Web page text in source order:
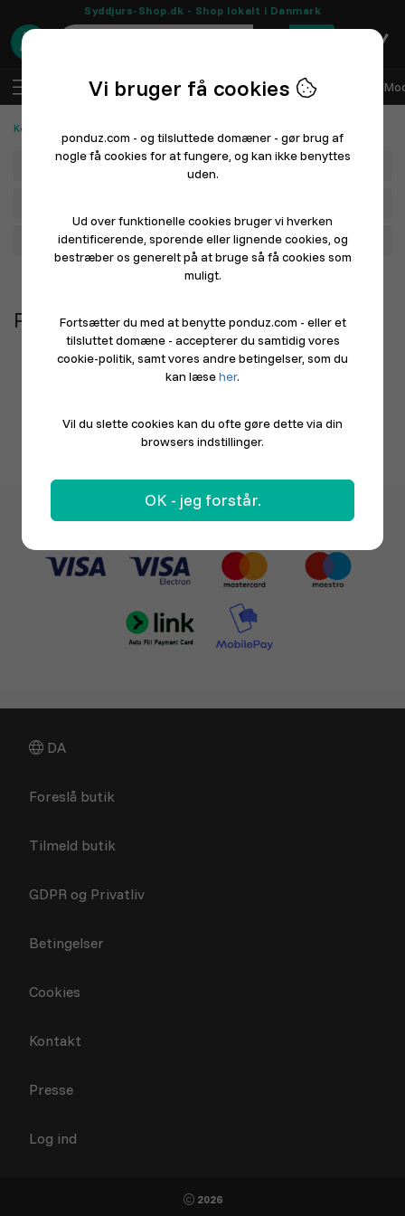
Syddjurs-Shop.dk - Shop lokalt i Danmark
0
Log ind Sælg med Ponduz Alle afdelinger
Kontor og skole
Afdeling
Filtrér
Papirvarer
DA
Foreslå butik
Tilmeld butik
GDPR og Privatliv
Betingelser
Cookies
Kontakt
Presse
Log ind
2026
Vi bruger få cookies
ponduz.com - og tilsluttede domæner - gør brug af
nogle få cookies for at fungere, og kan ikke benyttes
uden.
Ud over funktionelle cookies bruger vi hverken
identificerende, sporende eller lignende cookies, og
bestræber os generelt på at bruge så få cookies som
muligt.
Fortsætter du med at benytte ponduz.com - eller et
tilsluttet domæne - accepterer du samtidig vores
cookie-politik, samt vores andre betingelser, som du
kan læseher.
Vil du slette cookies kan du ofte gøre dette via din
browsers indstillinger.
OK - jeg forstår.